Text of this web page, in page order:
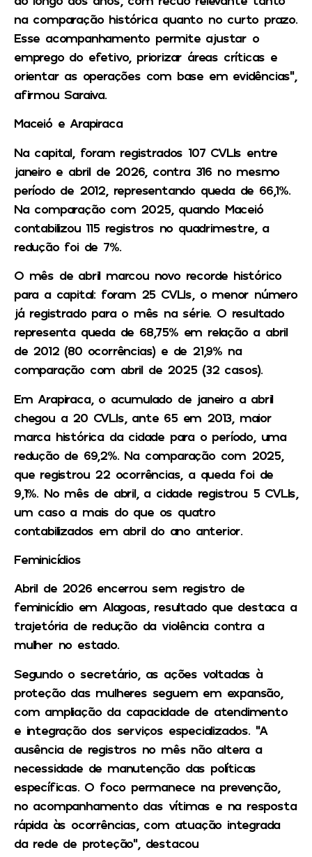
na comparação histórica quanto no curto prazo.
Esse acompanhamento permite ajustar o
emprego do efetivo, priorizar áreas críticas e
orientar as operações com base em evidências”,
afirmou Saraiva.
Maceió e Arapiraca
Na capital, foram registrados 107 CVLIs entre
janeiro e abril de 2026, contra 316 no mesmo
período de 2012, representando queda de 66,1%.
Na comparação com 2025, quando Maceió
contabilizou 115 registros no quadrimestre, a
redução foi de 7%.
O mês de abril marcou novo recorde histórico
para a capital: foram 25 CVLIs, o menor número
já registrado para o mês na série. O resultado
representa queda de 68,75% em relação a abril
de 2012 (80 ocorrências) e de 21,9% na
comparação com abril de 2025 (32 casos).
Em Arapiraca, o acumulado de janeiro a abril
chegou a 20 CVLIs, ante 65 em 2013, maior
marca histórica da cidade para o período, uma
redução de 69,2%. Na comparação com 2025,
que registrou 22 ocorrências, a queda foi de
9,1%. No mês de abril, a cidade registrou 5 CVLIs,
um caso a mais do que os quatro
contabilizados em abril do ano anterior.
Feminicídios
Abril de 2026 encerrou sem registro de
feminicídio em Alagoas, resultado que destaca a
trajetória de redução da violência contra a
mulher no estado.
Segundo o secretário, as ações voltadas à
proteção das mulheres seguem em expansão,
com ampliação da capacidade de atendimento
e integração dos serviços especializados. “A
ausência de registros no mês não altera a
necessidade de manutenção das políticas
específicas. O foco permanece na prevenção,
no acompanhamento das vítimas e na resposta
rápida às ocorrências, com atuação integrada
da rede de proteção”, destacou